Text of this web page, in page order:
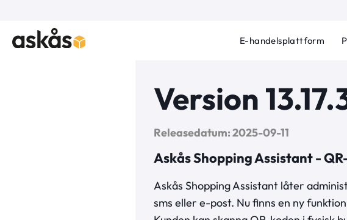
E-handelsplattform
Version
Releasedatum: 2025-09-11
Askås Shopping Assistant -
Askås Shopping Assistant låter
sms eller e-post. Nu finns en ny